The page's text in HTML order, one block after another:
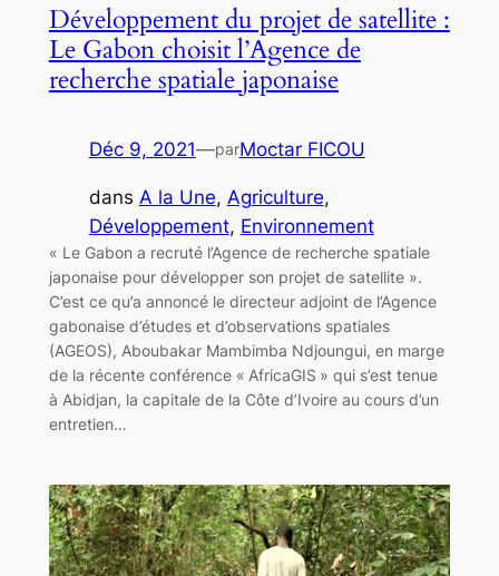
Développement du projet de satellite :
Le Gabon choisit l’Agence de
recherche spatiale japonaise
Déc 9, 2021—parMoctar FICOU
dans A la Une, Agriculture
Développement, Environnement
« Le Gabon a recruté l’Agence de recherche spatiale
japonaise pour développer son projet de satellite ».
C’est ce qu’a annoncé le directeur adjoint de l’Agence
gabonaise d’études et d’observations spatiales
(AGEOS), Aboubakar Mambimba Ndjoungui, en marge
de la récente conférence « AfricaGIS » qui s’est tenue
à Abidjan, la capitale de la Côte d’Ivoire au cours d’un
entretien…